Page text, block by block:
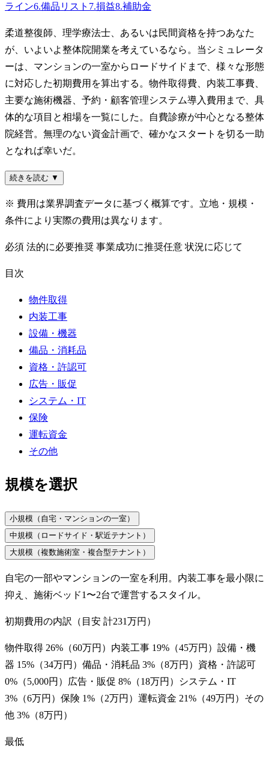
ライン6.備品リスト 7.損益8.補助金
柔道整復師、理学療法士、あるいは民間資格を持つあなた
が、いよいよ整体院開業を考えているなら。当シミュレータ
ーは、マンションの一室からロードサイドまで、様々な形態
に対応した初期費用を算出する。物件取得費、内装工事費、
主要な施術機器、予約・顧客管理システム導入費用まで、具
体的な項目と相場を一覧にした。自費診療が中心となる整体
院経営。無理のない資金計画で、確かなスタートを切る一助
となれば幸いだ。
続きを読む ▼
※ 費用は業界調査データに基づく概算です。立地・規模・
条件により実際の費用は異なります。
必須 法的に必要推奨 事業成功に推奨任意 状況に応じて
目次
物件取得
内装工事
設備・機器
備品・消耗品
資格・許認可
広告・販促
システム・IT
保険
運転資金
その他
規模を選択
小規模（自宅・マンションの一室）
中規模（ロードサイド・駅近テナント）
大規模（複数施術室・複合型テナント）
自宅の一部やマンションの一室を利用。内装工事を最小限に
抑え、施術ベッド1〜2台で運営するスタイル。
初期費用の内訳（目安 計231万円 ）
物件取得 26%（60万円 ） 内装工事 19%（45万円 ） 設備・機
器 15%（34万円 ） 備品・消耗品 3%（8万円 ） 資格・許認可
0%（5,000円 ） 広告・販促 8%（18万円 ）
システム・IT
3%（6万円 ） 保険 1%（2万円 ） 運転資金 21%（49万円 ） その
他 3%（8万円 ）
最低